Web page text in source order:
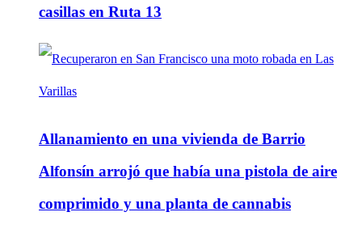
casillas en Ruta 13
Allanamiento en una vivienda de Barrio
Alfonsín arrojó que había una pistola de aire
comprimido y una planta de cannabis